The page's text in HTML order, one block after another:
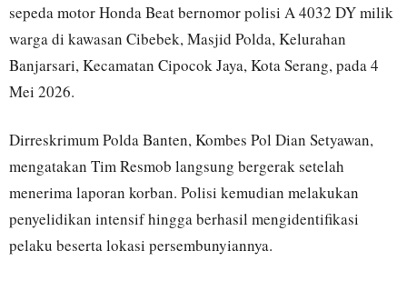
sepeda motor Honda Beat bernomor polisi A 4032 DY milik
warga di kawasan Cibebek, Masjid Polda, Kelurahan
Banjarsari, Kecamatan Cipocok Jaya, Kota Serang, pada 4
Mei 2026.
Dirreskrimum Polda Banten, Kombes Pol Dian Setyawan,
mengatakan Tim Resmob langsung bergerak setelah
menerima laporan korban. Polisi kemudian melakukan
penyelidikan intensif hingga berhasil mengidentifikasi
pelaku beserta lokasi persembunyiannya.